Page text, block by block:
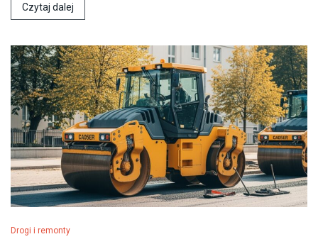
Czytaj dalej
Drogi i remonty